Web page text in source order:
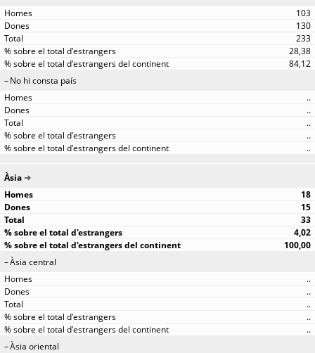
103
130
233
28,38
84,12
No hi consta país
..
..
..
..
..
Àsia
18
15
33
4,02
100,00
Àsia central
..
..
..
..
..
Àsia oriental